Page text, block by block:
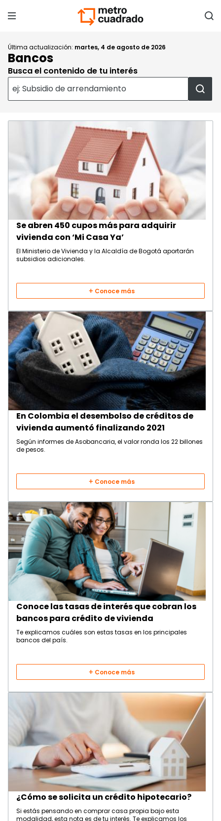
Última actualización: martes, 4 de agosto de 2026
Bancos
Busca el contenido de tu interés
Se abren 450 cupos más para adquirir
vivienda con ‘Mi Casa Ya’
El Ministerio de Vivienda y la Alcaldía de Bogotá aportarán
subsidios adicionales.
Conoce más
En Colombia el desembolso de créditos de
vivienda aumentó finalizando 2021
Según informes de Asobancaria, el valor ronda los 22 billones
de pesos.
Conoce más
Conoce las tasas de interés que cobran los
bancos para crédito de vivienda
Te explicamos cuáles son estas tasas en los principales
bancos del país.
Conoce más
¿Cómo se solicita un crédito hipotecario?
Si estás pensando en comprar casa propia bajo esta
modalidad, esta nota es de tu interés. Te explicamos los